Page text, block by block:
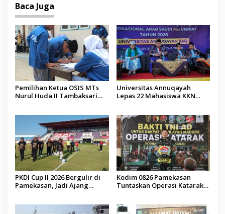
Baca Juga
Pemilihan Ketua OSIS MTs
Nurul Huda II Tambaksari
Universitas Annuqayah
Lepas 22 Mahasiswa KKN
PKDI Cup II 2026 Bergulir di
Pamekasan, Jadi Ajang
Kodim 0826 Pamekasan
Tuntaskan Operasi Katarak